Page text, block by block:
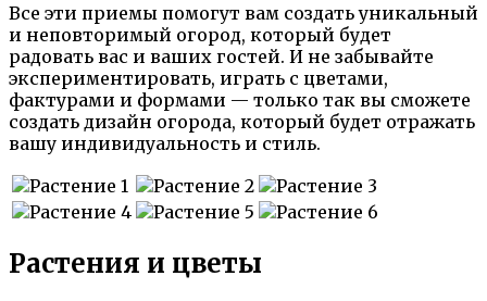
Все эти приемы помогут вам создать уникальный
и неповторимый огород, который будет
радовать вас и ваших гостей. И не забывайте
экспериментировать, играть с цветами,
фактурами и формами — только так вы сможете
создать дизайн огорода, который будет отражать
вашу индивидуальность и стиль.
Растения и цветы